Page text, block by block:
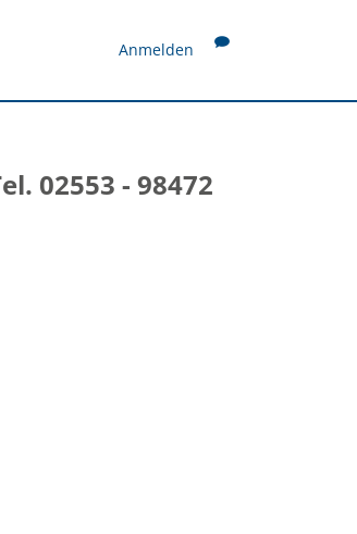
Anmelden
02553 - 98472